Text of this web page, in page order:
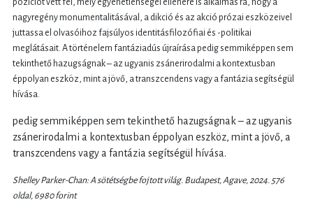
nagyregény monumentalitásával, a dikció és az akció prózai eszközeivel
juttassa el olvasóihoz fajsúlyos identitásfilozófiai és -politikai
meglátásait. A történelem fantáziadús újraírása pedig semmiképpen sem
tekinthető hazugságnak – az ugyanis zsánerirodalmi a kontextusban
éppolyan eszköz, mint a jövő, a transzcendens vagy a fantázia segítségül
hívása.
pedig semmiképpen sem tekinthető hazugságnak – az ugyanis
zsánerirodalmi a kontextusban éppolyan eszköz, mint a jövő, a
transzcendens vagy a fantázia segítségül hívása.
Shelley Parker-Chan: A sötétségbe fojtott világ. Budapest, Agave, 2024. 576
oldal, 6980 forint